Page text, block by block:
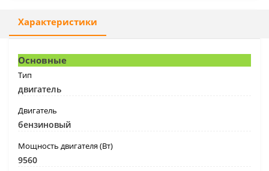
Характеристики
Основные
Тип
двигатель
Двигатель
бензиновый
Мощность двигателя (Вт)
9560